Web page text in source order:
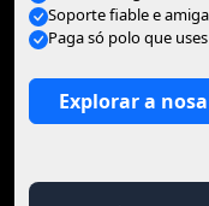
Soporte fiable e
Paga só polo que uses
Explorar a